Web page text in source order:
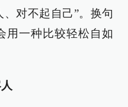
对不起自己”。换句
用一种比较轻松自如